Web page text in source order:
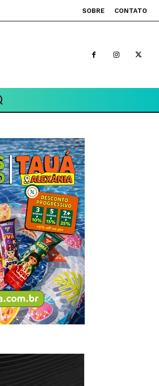
SOBRE CONTATO